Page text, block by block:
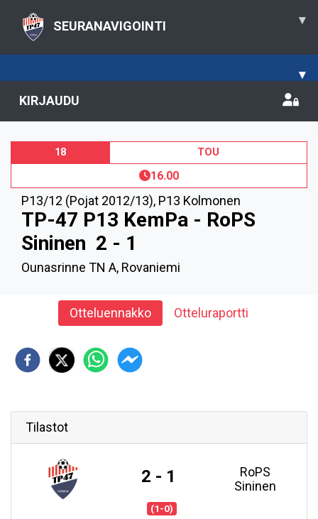
SEURANAVIGOINTI ▾
▾
KIRJAUDU
18 TOU
16.00
P13/12 (Pojat 2012/13), P13 Kolmonen
TP-47 P13 KemPa - RoPS
Sininen 2 - 1
Ounasrinne TN A, Rovaniemi
Otteluennakko Otteluraportti
Tilastot
2 - 1
RoPS
Sininen
(1-0)